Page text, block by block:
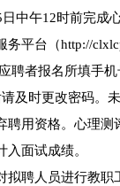
中午12时前完成
务平台（http://
聘者报名所填手
及时更改密码。
聘用资格。心理测
入面试成绩。
拟聘人员进行教职